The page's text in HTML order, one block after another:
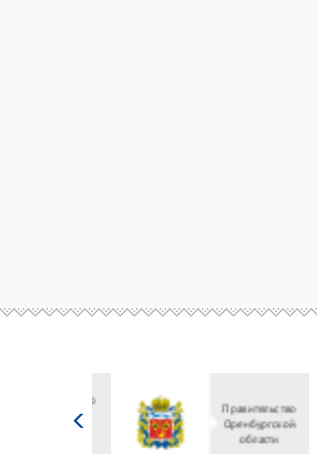
культуры
Российской
федерации